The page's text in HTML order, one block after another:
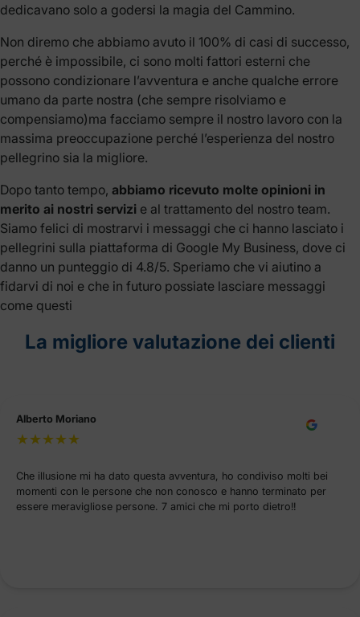
dedicavano solo a godersi la magia del Cammino.
Non diremo che abbiamo avuto il 100% di casi di successo,
perché è impossibile, ci sono molti fattori esterni che
possono condizionare l’avventura e anche qualche errore
umano da parte nostra (che sempre risolviamo e
compensiamo)ma facciamo sempre il nostro lavoro con la
massima preoccupazione perché l’esperienza del nostro
pellegrino sia la migliore.
Dopo tanto tempo, abbiamo ricevuto molte opinioni in
merito ai nostri servizi e al trattamento del nostro team.
Siamo felici di mostrarvi i messaggi che ci hanno lasciato i
pellegrini sulla piattaforma di Google My Business, dove ci
danno un punteggio di 4.8/5. Speriamo che vi aiutino a
fidarvi di noi e che in futuro possiate lasciare messaggi
come questi
La migliore valutazione dei clienti
Alberto Moriano
Che illusione mi ha dato questa avventura, ho condiviso molti bei
momenti con le persone che non conosco e hanno terminato per
essere meravigliose persone. 7 amici che mi porto dietro!!